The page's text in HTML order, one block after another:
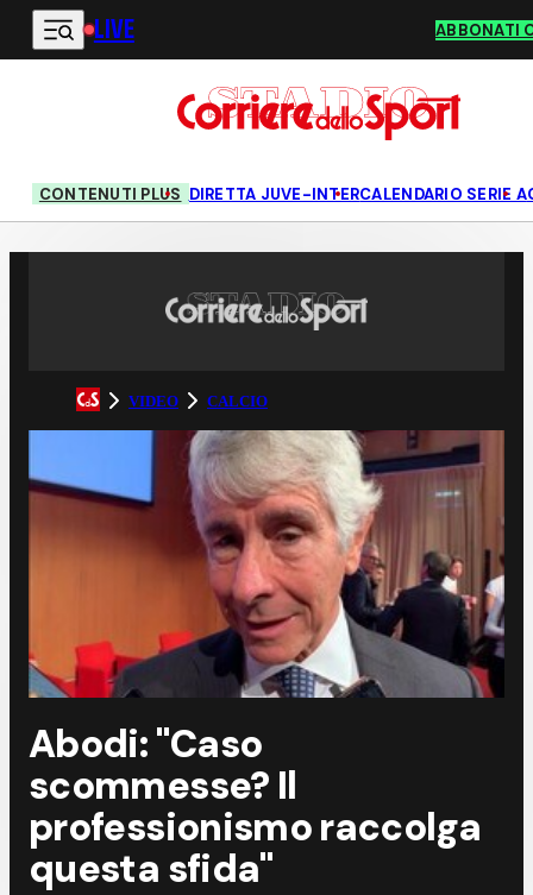
Vai al contenuto principale
LIVE ABBONATI
CONTENUTI PLUS DIRETTA JUVE-INTERCALENDARIO SERIE A
VIDEO CALCIO
Abodi: "Caso
scommesse? Il
professionismo raccolga
questa sfida"